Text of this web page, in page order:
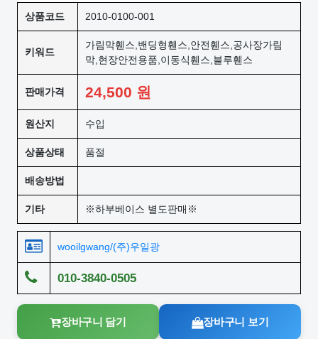
상품코드 2010-0100-001
키워드
가림막휀스,밴딩형휀스,안전휀스,공사장가림
막,현장안전용품,이동식휀스,블루휀스
판매가격 24,500 원
원산지 수입
상품상태 품절
배송방법
기타 ※하부베이스 별도판매※
wooilgwang/(주)우일광
010-3840-0505
장바구니 담기 장바구니 보기